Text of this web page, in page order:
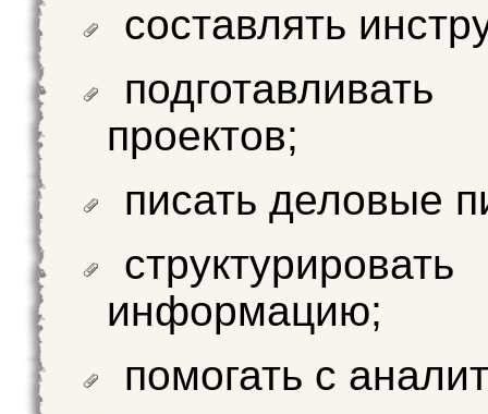
составлять
проектов;
писать деловые
структурировать
информацию;
помогать с